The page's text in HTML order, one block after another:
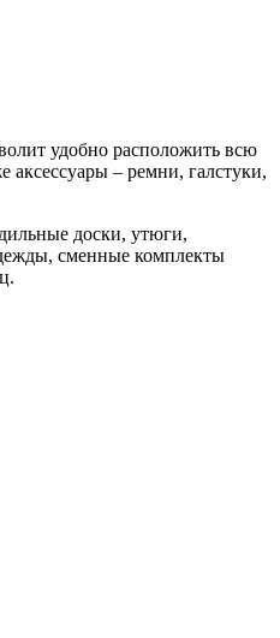
удобно расположить всю
– ремни, галстуки,
доски, утюги,
сменные комплекты